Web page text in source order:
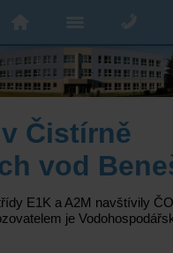
Čistírně
vod
E1K a A2M navštívily
je